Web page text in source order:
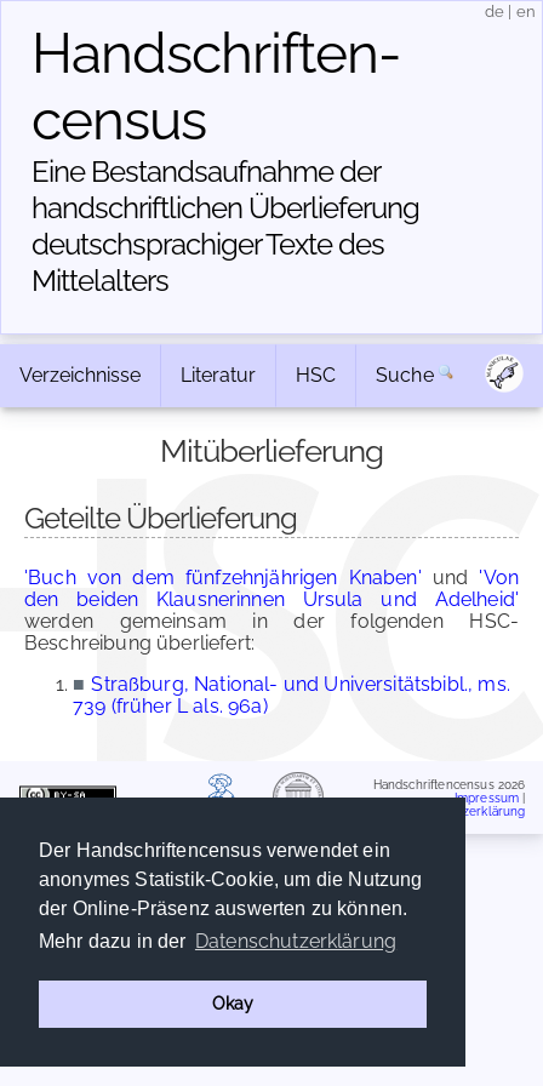
Der Handschriftencensus verwendet ein
anonymes Statistik-Cookie, um die Nutzung
der Online-Präsenz auswerten zu können.
Mehr dazu in der Datenschutzerklärung
Okay
Handschriften­
census
Eine Bestandsaufnahme der
handschriftlichen Über­lieferung
deutschsprachiger Texte des
Mittelalters
de en
Verzeichnisse Literatur HSC Suche
Mitüberlieferung
Geteilte Überlieferung
'Buch von dem fünfzehnjährigen Knaben' und 'Von
den beiden Klausnerinnen Ursula und Adelheid'
werden gemeinsam in der folgenden HSC-
Beschreibung überliefert:
■ Straßburg, National- und Universitätsbibl., ms.
739 (früher L als. 96a)
Handschriftencensus 2026
Impressum
Datenschutzerklärung